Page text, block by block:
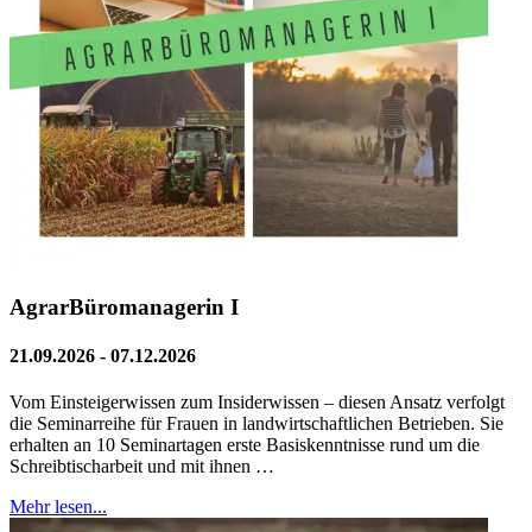
AgrarBüromanagerin I
21.09.2026 - 07.12.2026
Vom Einsteigerwissen zum Insiderwissen – diesen Ansatz verfolgt
die Seminarreihe für Frauen in landwirtschaftlichen Betrieben. Sie
erhalten an 10 Seminartagen erste Basiskenntnisse rund um die
Schreibtischarbeit und mit ihnen …
Mehr lesen...